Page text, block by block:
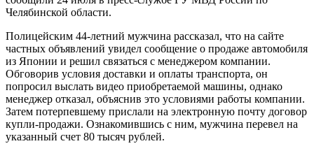
Челябинской области.
Полицейским 44-летний мужчина рассказал, что на сайте
частных объявлений увидел сообщение о продаже автомобиля
из Японии и решил связаться с менеджером компании.
Обговорив условия доставки и оплаты транспорта, он
попросил выслать видео приобретаемой машины, однако
менеджер отказал, объяснив это условиями работы компании.
Затем потерпевшему прислали на электронную почту договор
купли-продажи. Ознакомившись с ним, мужчина перевел на
указанный счет 80 тысяч рублей.